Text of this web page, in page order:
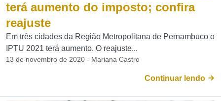
terá aumento do imposto; confira
reajuste
Em três cidades da Região Metropolitana de Pernambuco o
IPTU 2021 terá aumento. O reajuste...
13 de novembro de 2020 - Mariana Castro
Continuar lendo